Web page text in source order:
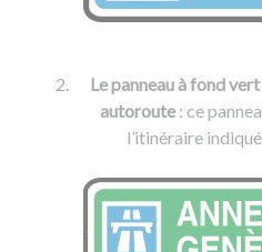
Le panneau à fond
autoroute : ce
l’itinéraire